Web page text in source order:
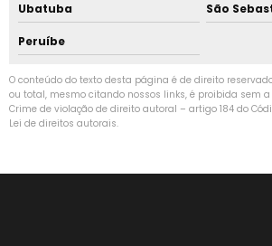
Ubatuba São
Peruíbe
O conteúdo do texto desta página é de direito
ou total, mesmo citando nossos links, é proibida sem
Crime de violação de direito autoral – artigo 184 do
Lei de direitos autorais.